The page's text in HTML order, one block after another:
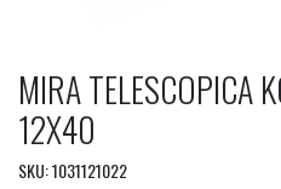
MIRA TELESCOPICA
12X40
SKU: 1031121022